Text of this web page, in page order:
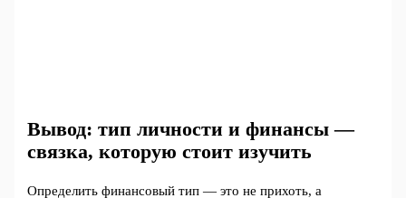
Вывод: тип личности и финансы —
связка, которую стоит изучить
Определить финансовый тип — это не прихоть, а